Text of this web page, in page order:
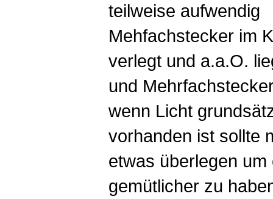
teilweise aufwendig
Mehfachstecker im
verlegt und a.a.O.
und
wenn Licht
vorhanden ist sollte
etwas überlegen um
gemütlicher zu